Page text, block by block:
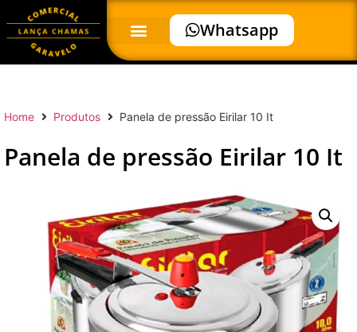
Whatsapp
Home Produtos Panela de pressão Eirilar 10 It
Panela de pressão Eirilar 10 It